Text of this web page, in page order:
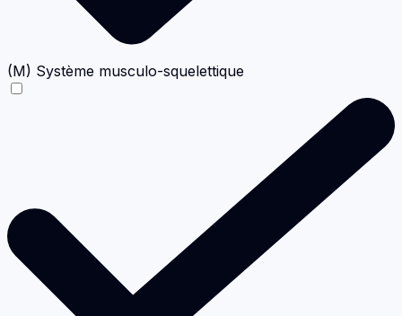
(M) Système musculo-squelettique